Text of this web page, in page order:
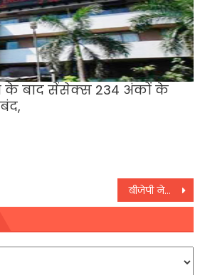
के बाद सेंसेक्‍स 234 अंकों के
बीजेपी नेता का चौंकाने वाला दावा